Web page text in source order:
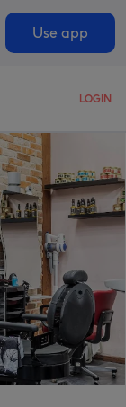
Use app
LOGIN